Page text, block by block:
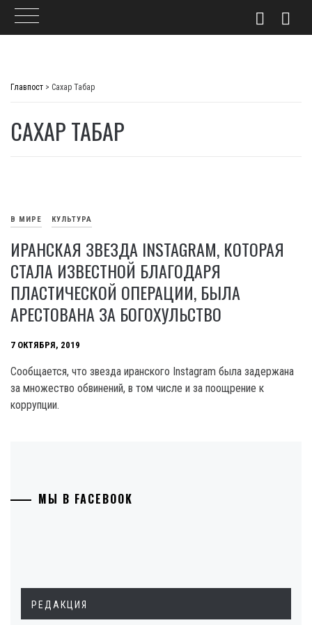
Главпост > Сахар Табар
САХАР ТАБАР
В МИРЕ КУЛЬТУРА
ИРАНСКАЯ ЗВЕЗДА INSTAGRAM, КОТОРАЯ
СТАЛА ИЗВЕСТНОЙ БЛАГОДАРЯ
ПЛАСТИЧЕСКОЙ ОПЕРАЦИИ, БЫЛА
АРЕСТОВАНА ЗА БОГОХУЛЬСТВО
7 ОКТЯБРЯ, 2019
Сообщается, что звезда иранского Instagram была задержана
за множество обвинений, в том числе и за поощрение к
коррупции.
МЫ В FACEBOOK
РЕДАКЦИЯ